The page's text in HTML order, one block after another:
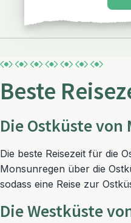
Beste
Die Ostküste von
Die beste Reisezeit für die
Monsunregen über die
sodass eine Reise zur
Die Westküste